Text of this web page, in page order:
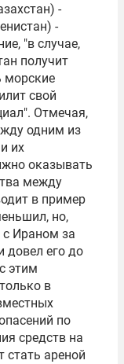
-
-
"в случае,
получит
морские
свой
Отмечая,
одним из
их
оказывать
между
в пример
но,
с Ираном за
довел его до
этим
в
по
средств на
стать ареной